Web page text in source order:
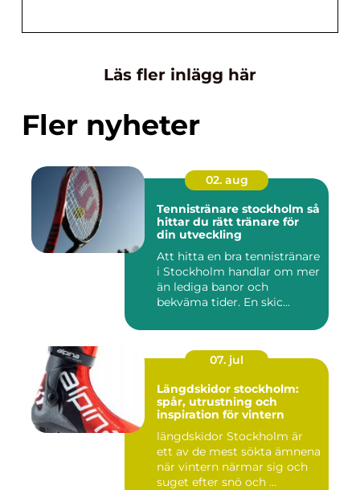
Läs fler inlägg här
Fler nyheter
02. aug
Tennistränare stockholm så
hittar du rätt tränare för
din utveckling
Att hitta en bra tennistränare
i Stockholm handlar om mer
än lediga banor och
bekväma tider. En skic...
07. jul
Längdskidor stockholm:
spår, utrustning och
inspiration för vintern
längdskidor Stockholm är
ett av de mest sökta ämnena
när vintern närmar sig och
suget efter snö och ...